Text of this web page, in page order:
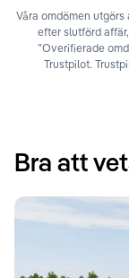
Våra omdömen
efter slutförd
”Overifierade
Trustpilot.
Bra att